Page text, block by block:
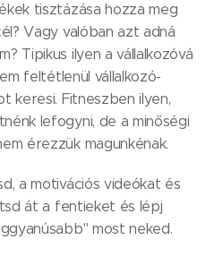
tisztázása hozza meg
Vagy valóban azt adná
Tipikus ilyen a vállalkozóvá
feltétlenül vállalkozó-
keresi. Fitneszben ilyen,
lefogyni, de a minőségi
érezzük magunkénak.
a motivációs videókat és
át a fentieket és lépj
most neked.